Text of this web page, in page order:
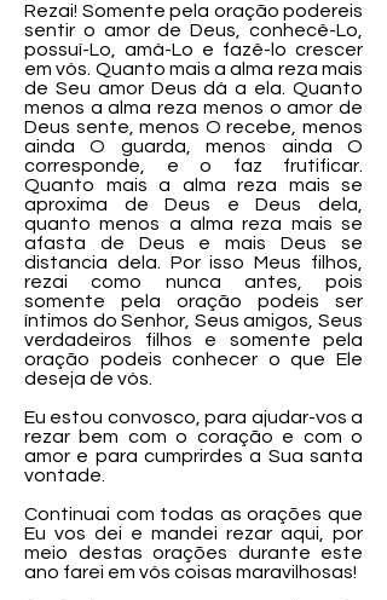
Rezai! Somente pela oração podereis
sentir o amor de Deus, conhecê-Lo,
possuí-Lo, amá-Lo e fazê-lo crescer
em vós. Quanto mais a alma reza mais
de Seu amor Deus dá a ela. Quanto
menos a alma reza menos o amor de
Deus sente, menos O recebe, menos
ainda O guarda, menos ainda O
corresponde, e o faz frutificar.
Quanto mais a alma reza mais se
aproxima de Deus e Deus dela,
quanto menos a alma reza mais se
afasta de Deus e mais Deus se
distancia dela. Por isso Meus filhos,
rezai como nunca antes, pois
somente pela oração podeis ser
íntimos do Senhor, Seus amigos, Seus
verdadeiros filhos e somente pela
oração podeis conhecer o que Ele
deseja de vós.
Eu estou convosco, para ajudar-vos a
rezar bem com o coração e com o
amor e para cumprirdes a Sua santa
vontade.
Continuai com todas as orações que
Eu vos dei e mandei rezar aqui, por
meio destas orações durante este
ano farei em vós coisas maravilhosas!